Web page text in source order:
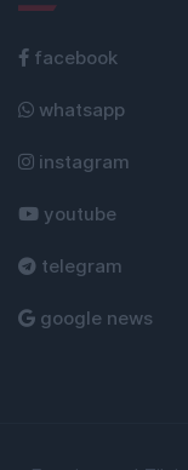
facebook
whatsapp
instagram
youtube
telegram
google news